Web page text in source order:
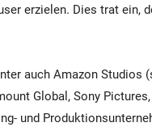
erzielen. Dies trat ein,
auch Amazon Studios
Global, Sony
und